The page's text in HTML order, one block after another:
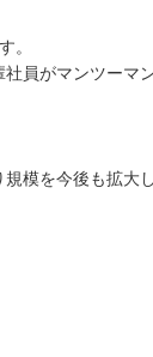
。
社員がマンツー
規模を今後も拡